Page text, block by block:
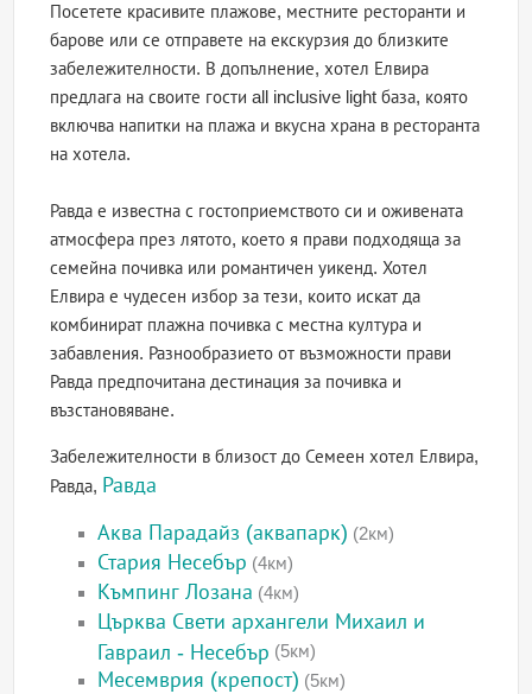
Посетете красивите плажове, местните ресторанти и
барове или се отправете на екскурзия до близките
забележителности. В допълнение, хотел Елвира
предлага на своите гости all inclusive light база, която
включва напитки на плажа и вкусна храна в ресторанта
на хотела.
Равда е известна с гостоприемството си и оживената
атмосфера през лятото, което я прави подходяща за
семейна почивка или романтичен уикенд. Хотел
Елвира е чудесен избор за тези, които искат да
комбинират плажна почивка с местна култура и
забавления. Разнообразието от възможности прави
Равда предпочитана дестинация за почивка и
възстановяване.
Забележителности в близост до Семеен хотел Елвира,
Равда, Равда
Аква Парадайз (аквапарк) (2км)
Стария Несебър (4км)
Къмпинг Лозана (4км)
Църква Свети архангели Михаил и
Гавраил - Несебър (5км)
Месемврия (крепост) (5км)